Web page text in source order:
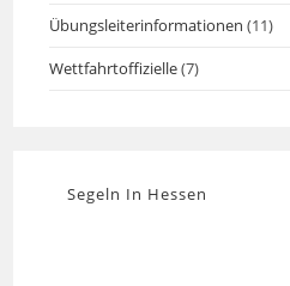
Übungsleiterinformationen (11)
Wettfahrtoffizielle(7)
Segeln In Hessen